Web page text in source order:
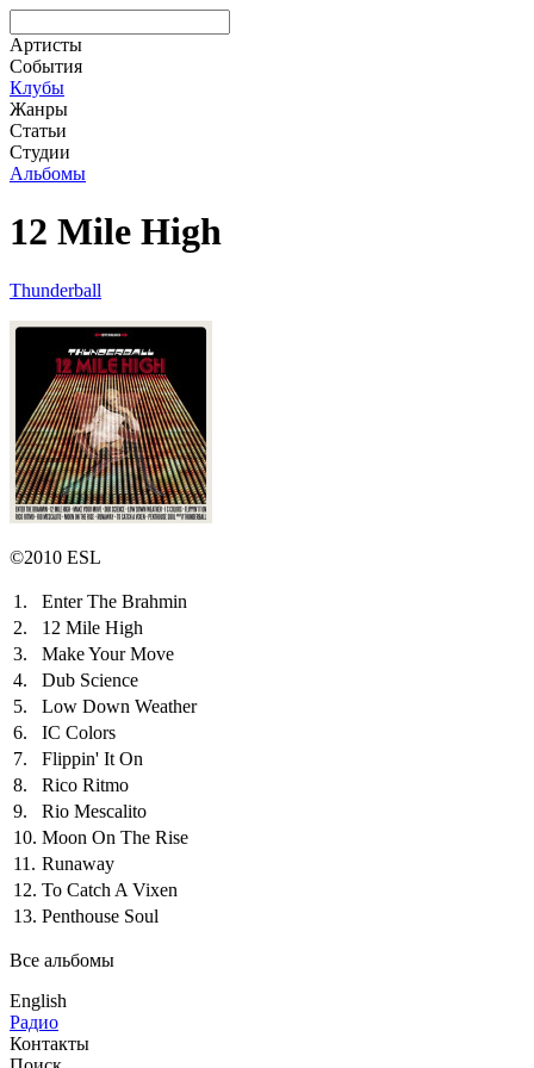
Артисты
События
Клубы
Жанры
Статьи
Студии
Альбомы
12 Mile High
Thunderball
©2010 ESL
1.
Enter The Brahmin
2.
12 Mile High
3.
Make Your Move
4.
Dub Science
5.
Low Down Weather
6.
IC Colors
7.
Flippin' It On
8.
Rico Ritmo
9.
Rio Mescalito
10. Moon On The Rise
11. Runaway
12. To Catch A Vixen
13. Penthouse Soul
Все альбомы
English
Радио
Контакты